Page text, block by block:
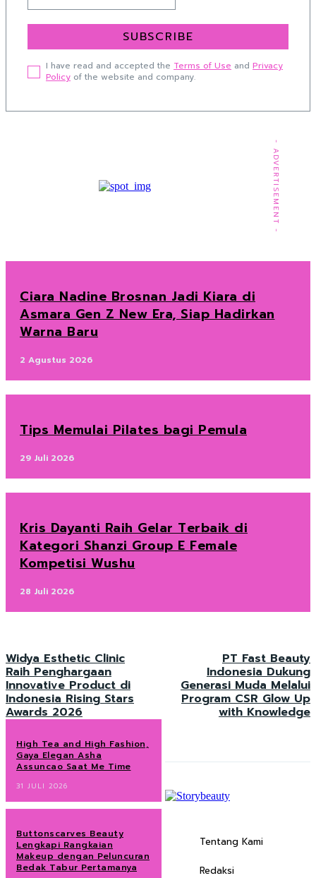
SUBSCRIBE
I have read and accepted the Terms of Use and Privacy
Policy of the website and company.
- ADVERTISEMENT -
Ciara Nadine Brosnan Jadi Kiara di
Asmara Gen Z New Era, Siap Hadirkan
Warna Baru
2 Agustus 2026
Tips Memulai Pilates bagi Pemula
29 Juli 2026
Kris Dayanti Raih Gelar Terbaik di
Kategori Shanzi Group E Female
Kompetisi Wushu
28 Juli 2026
Widya Esthetic Clinic
Raih Penghargaan
Innovative Product di
Indonesia Rising Stars
Awards 2026
PT Fast Beauty
Indonesia Dukung
Generasi Muda Melalui
Program CSR Glow Up
with Knowledge
High Tea and High Fashion,
Gaya Elegan Asha
Assuncao Saat Me Time
31 JULI 2026
Buttonscarves Beauty
Lengkapi Rangkaian
Makeup dengan Peluncuran
Bedak Tabur Pertamanya
Tentang Kami
Redaksi